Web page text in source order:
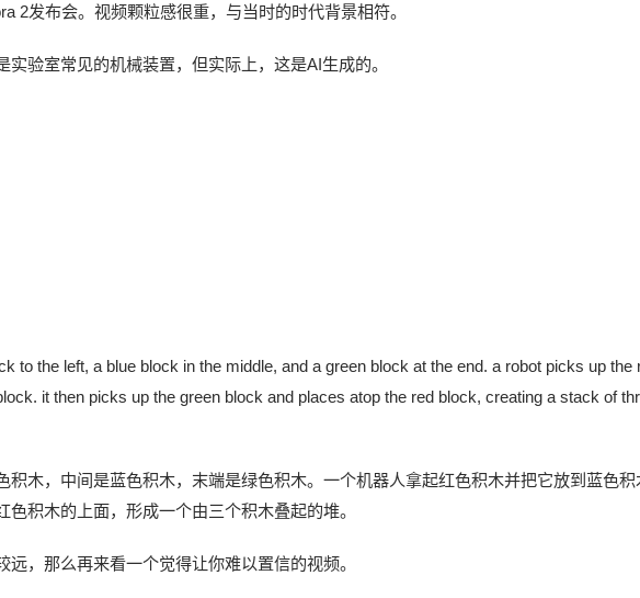
2发布会。视频颗粒感很重，与当时的时代背景相符。
验室常见的机械装置，但实际上，这是AI生成的。
to the left, a blue block in the middle, and a green block at the end. a robot picks up the
it then picks up the green block and places atop the red block, creating a stack of
木，中间是蓝色积木，末端是绿色积木。一个机器人拿起红色积木并把它放到蓝色积
积木的上面，形成一个由三个积木叠起的堆。
，那么再来看一个觉得让你难以置信的视频。